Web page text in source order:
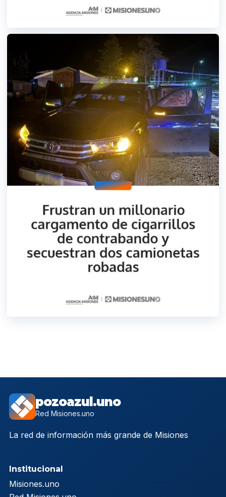
pozoazul.uno
Red Misiones.uno
La red de información más grande de Misiones
Institucional
Misiones.uno